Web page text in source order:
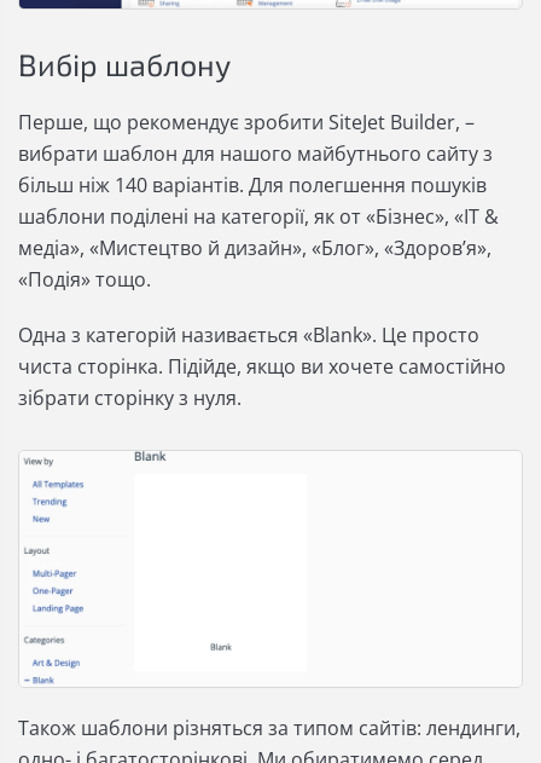
Вибір шаблону
Перше, що рекомендує зробити SiteJet Builder, –
вибрати шаблон для нашого майбутнього сайту з
більш ніж 140 варіантів. Для полегшення пошуків
шаблони поділені на категорії, як от «Бізнес», «IT &
медіа», «Мистецтво й дизайн», «Блог», «Здоров’я»,
«Подія» тощо.
Одна з категорій називається «Blank». Це просто
чиста сторінка. Підійде, якщо ви хочете самостійно
зібрати сторінку з нуля.
Також шаблони різняться за типом сайтів: лендинги,